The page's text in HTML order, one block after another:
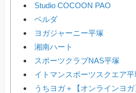
Studio COCOON PAO
ベルダ
ヨガジャーニー平塚
湘南ハート
スポーツクラブNAS平塚
イトマンスポーツスクエア
うちヨガ＋【オンラインヨガ